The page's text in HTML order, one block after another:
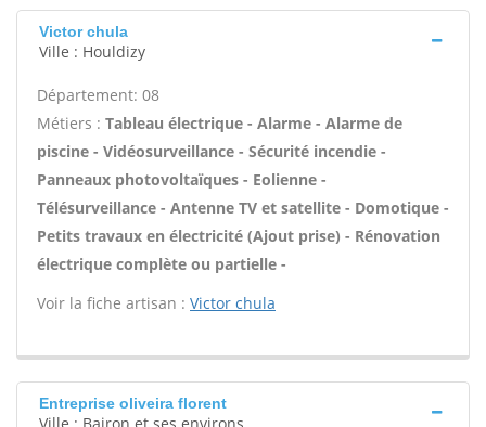
Victor chula
Ville : Houldizy
Département: 08
Métiers : Tableau électrique - Alarme - Alarme de
piscine - Vidéosurveillance - Sécurité incendie -
Panneaux photovoltaïques - Eolienne -
Télésurveillance - Antenne TV et satellite - Domotique -
Petits travaux en électricité (Ajout prise) - Rénovation
électrique complète ou partielle -
Voir la fiche artisan : Victor chula
Entreprise oliveira florent